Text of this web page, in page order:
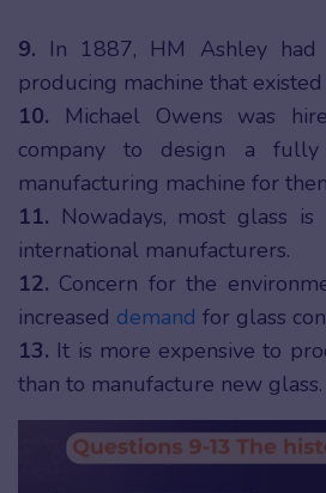
9. In 1887, HM Ashley
producing machine that
10. Michael Owens was
company to design a fully
manufacturing machine for
11. Nowadays, most glass
international manufacturers.
12. Concern for the
increased demand for glass
13. It is more expensive to
than to manufacture new glass.